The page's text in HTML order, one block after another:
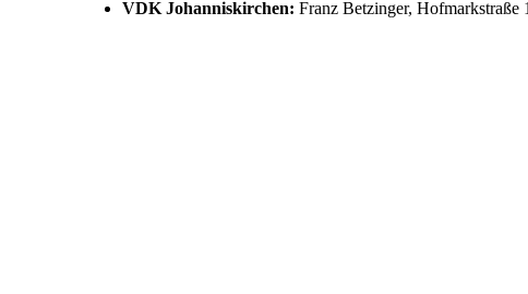
VDK Johanniskirchen: Franz Betzinger, Hofmarkstraße